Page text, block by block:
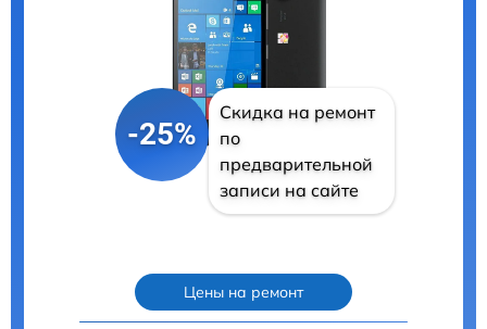
-25%
Скидка на ремонт
по
предварительной
записи на сайте
Цены на ремонт